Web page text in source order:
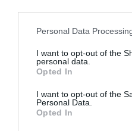
Please note that this
not limited to your visit or
grant or deny consent to
use your data for below
consent section.
Personal Data
I want to opt-out of the
personal data.
Opted In
I want to opt-out of the
Personal Data.
Opted In